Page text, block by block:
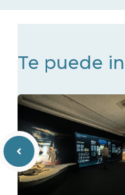
Te puede